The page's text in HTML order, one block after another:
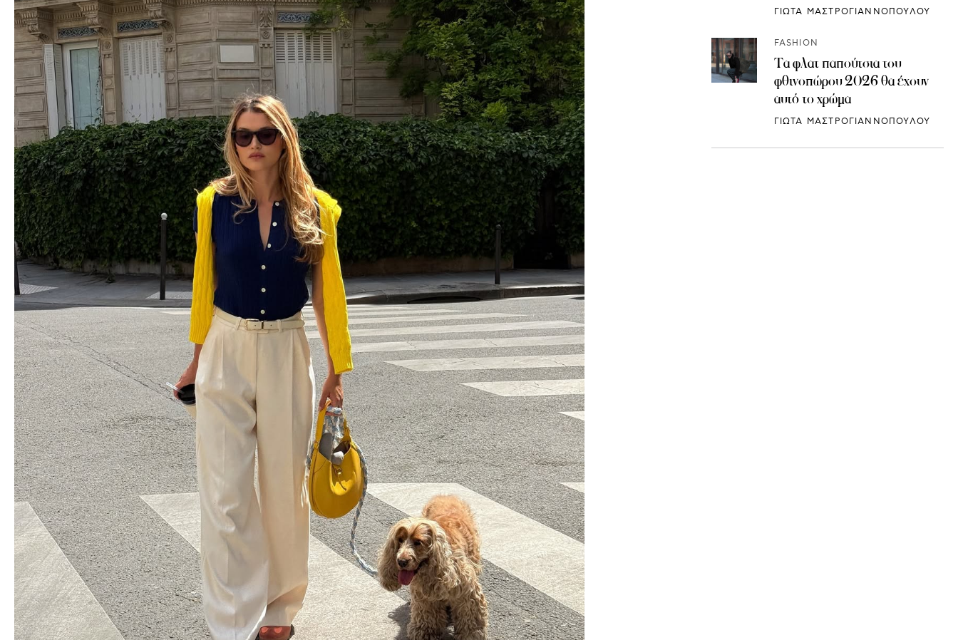
ΓΙΩΤΑ ΜΑΣΤΡΟΓΙΑΝΝΟΠΟΥΛΟΥ
FASHION
Τα φλατ παπούτσια του
φθινοπώρου 2026 θα έχουν
αυτό το χρώμα
ΓΙΩΤΑ ΜΑΣΤΡΟΓΙΑΝΝΟΠΟΥΛΟΥ